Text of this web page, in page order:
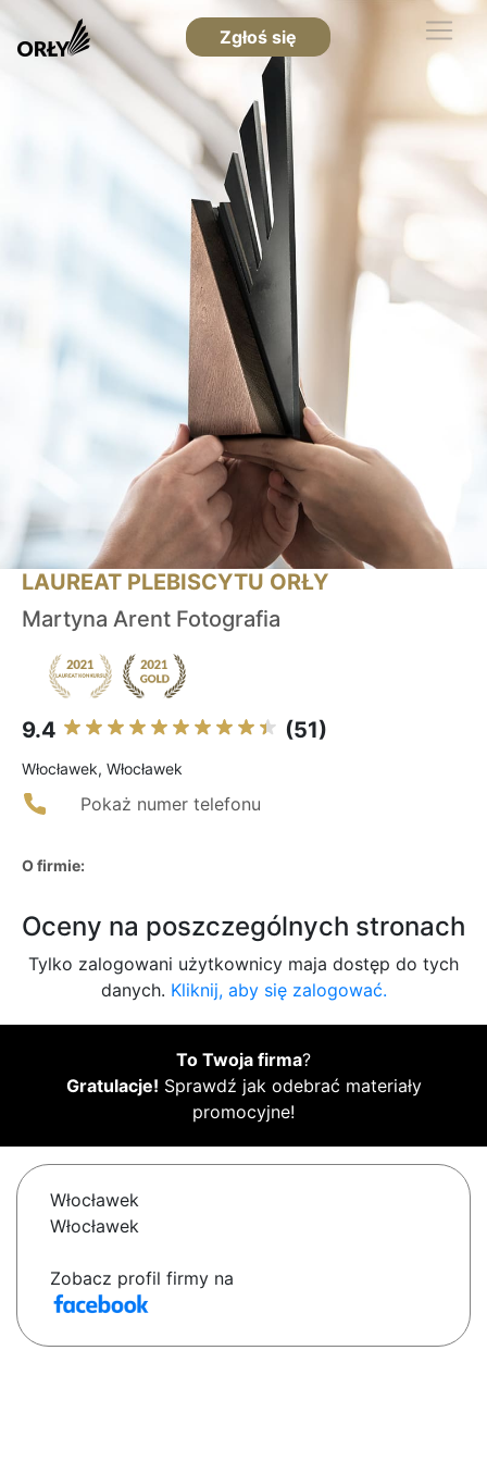
Zgłoś się
LAUREAT PLEBISCYTU ORŁY
Martyna Arent Fotografia
9.4 (51)
Włocławek, Włocławek
Pokaż numer telefonu
O firmie:
Oceny na poszczególnych stronach
Tylko zalogowani użytkownicy maja dostęp do tych
danych. Kliknij, aby się zalogować.
To Twoja firma?
Gratulacje! Sprawdź jak odebrać materiały
promocyjne!
Włocławek
Włocławek
Zobacz profil firmy na